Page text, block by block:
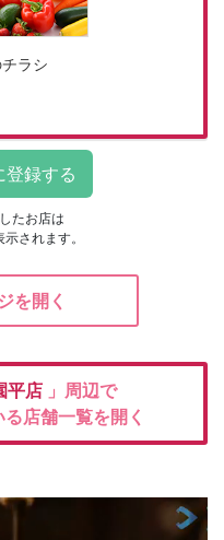
ラシ
たお店は
示されます。
を開く
平店 」周辺で
店舗一覧を開く